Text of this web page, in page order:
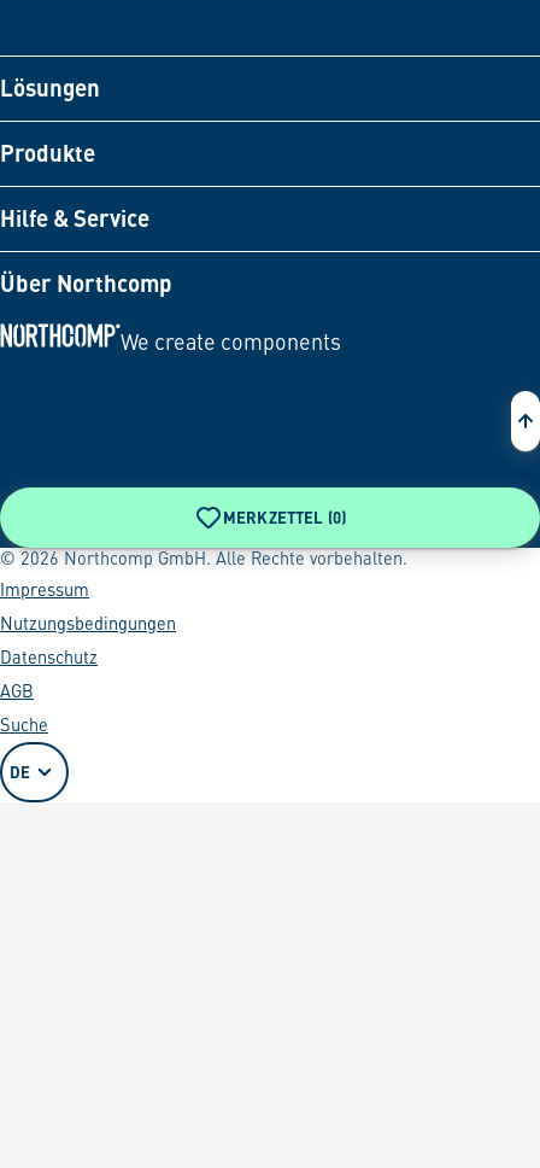
Lösungen
Produkte
Hilfe & Service
Über Northcomp
We create components
MERKZETTEL (0)
© 2026 Northcomp GmbH. Alle Rechte vorbehalten.
Impressum
Nutzungsbedingungen
Datenschutz
AGB
Suche
DE